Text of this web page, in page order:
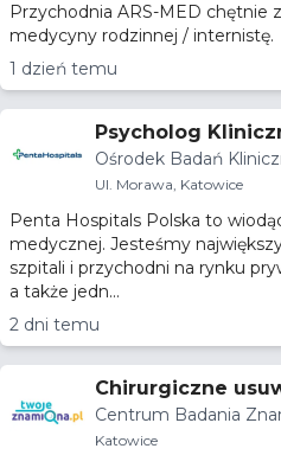
Przychodnia ARS-MED chętnie
1 dzień temu
Psycholog
na — Badania
Ośrodek Badań
Ul. Morawa, Katowice
Penta Hospitals Polska to
medycznej. Jesteśmy
szpitali i przychodni na rynku
a także jedn...
2 dni temu
Chirurgiczne
Centrum Badania
Katowice